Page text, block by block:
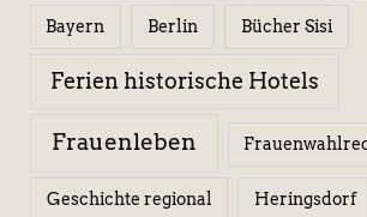
Bayern Berlin Bücher Sisi
Ferien historische Hotels
Frauenleben
Geschichte regional Heringsdorf